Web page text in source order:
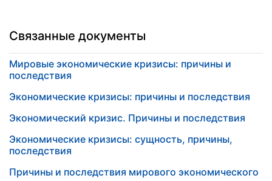
Связанные документы
Мировые экономические кризисы: причины и
последствия
Экономические кризисы: причины и последствия
Экономический кризис. Причины и последствия
Экономические кризисы: сущность, причины,
последствия
Причины и последствия мирового экономического